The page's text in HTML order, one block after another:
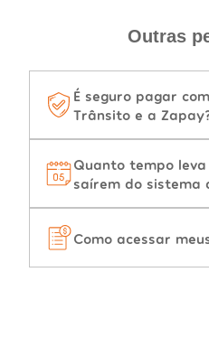
Outras
É seguro pagar
Trânsito e a
Quanto tempo
saírem do sistema
Como acessar